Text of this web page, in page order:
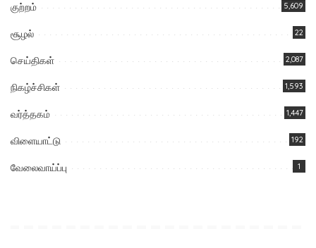
குற்றம் 5,609
சூழல் 22
செய்திகள் 2,087
நிகழ்ச்சிகள் 1,593
வர்த்தகம் 1,447
விளையாட்டு 192
வேலைவாய்ப்பு 1